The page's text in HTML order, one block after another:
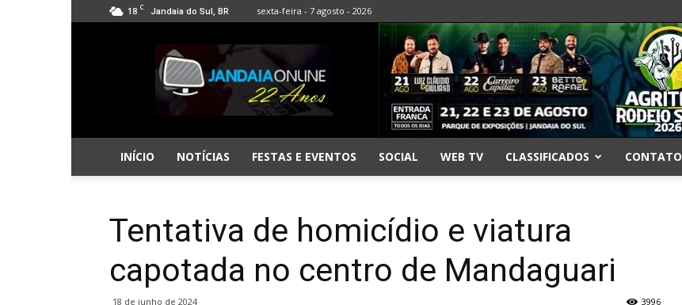
18 C Jandaia do Sul, BR sexta-feira - 7 agosto - 2026
Jandaia
Online
INÍCIO NOTÍCIAS FESTAS E EVENTOS SOCIAL WEB TV CLASSIFICADOS CONTATO
Tentativa de homicídio e viatura
capotada no centro de Mandaguari
18 de junho de 2024 3996